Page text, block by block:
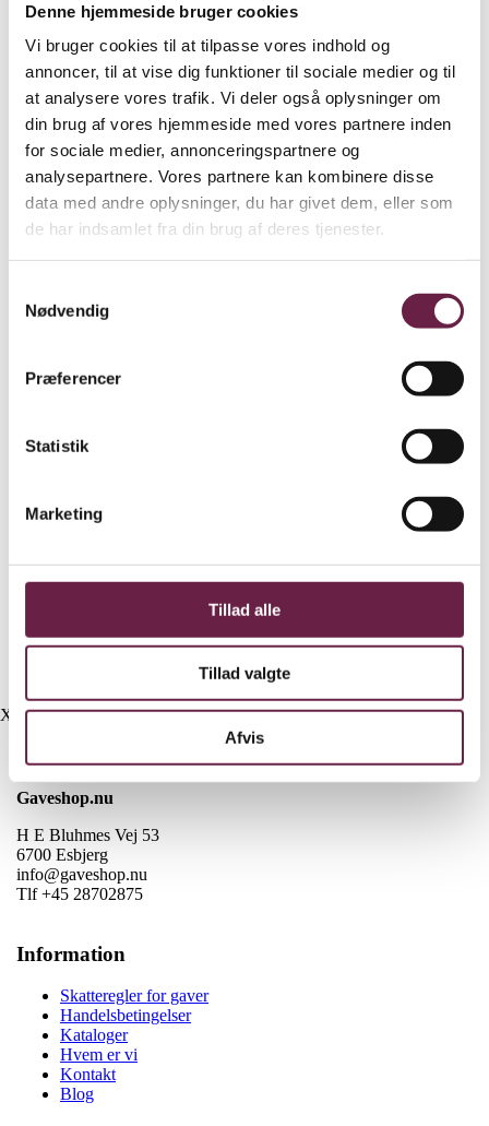
Denne hjemmeside bruger cookies
Vi bruger cookies til at tilpasse vores indhold og
annoncer, til at vise dig funktioner til sociale medier og til
at analysere vores trafik. Vi deler også oplysninger om
din brug af vores hjemmeside med vores partnere inden
for sociale medier, annonceringspartnere og
analysepartnere. Vores partnere kan kombinere disse
data med andre oplysninger, du har givet dem, eller som
de har indsamlet fra din brug af deres tjenester.
Nødvendig
Præferencer
Statistik
Marketing
Tillad alle
Tillad valgte
Afvis
Smegs stavblender er solid, funktionel og praktisk med
sit ergonomiske og skridsikre håndtag, der gør den til et basalt
køkkenprodukt til smart madlavning. Med en kraftig motor på 700
W kan stavblenderen klare selv de vanskeligste opgaver, og med
det eksklusive FlowBlend-system får I altid fantastiske resultater.
Pisk, mos, blend eller hak – Smegs stavblender er et must i jeres
køkken.
Vejl. pris Kr. 1095,-
Ekskl. moms
Farve
Ryd
SMEG Stavblender antal
Bestil
Yderligere information
Effekt (watt) 700
Turbo-Pulse-knap
Yderligere information
Black, Cream, Pastel blue, Red
X
Kontakt
Gaveshop.nu
H E Bluhmes Vej 53
6700 Esbjerg
info@gaveshop.nu
Tlf +45 28702875
Information
Skatteregler for gaver
Handelsbetingelser
Kataloger
Hvem er vi
Kontakt
Blog